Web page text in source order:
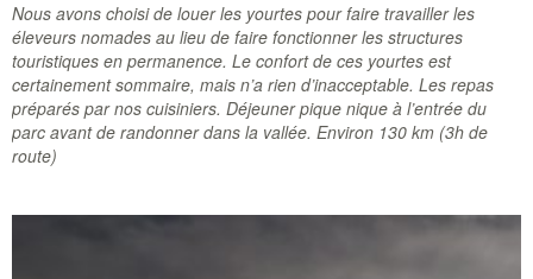
Nous avons choisi de louer les yourtes pour faire travailler les
éleveurs nomades au lieu de faire fonctionner les structures
touristiques en permanence. Le confort de ces yourtes est
certainement sommaire, mais n’a rien d’inacceptable. Les repas
préparés par nos cuisiniers. Déjeuner pique nique à l’entrée du
parc avant de randonner dans la vallée. Environ 130 km (3h de
route)